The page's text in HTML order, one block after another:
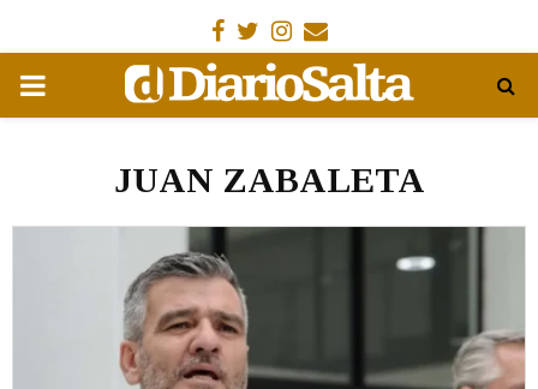
Facebook
Gorjeo
Instagram
Email
MENÚ
JUAN ZABALETA